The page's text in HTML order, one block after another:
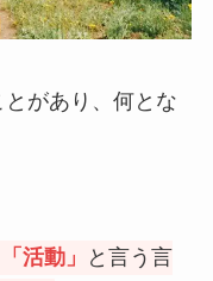
があり、何とな
「活動」 と言う言